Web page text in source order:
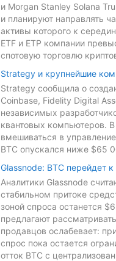
и Morgan Stanley Solana
и планируют направлять
активы которого к
ETF и ETP компании
спотовую торговлю
Strategy и крупнейшие
Strategy сообщила о
Coinbase, Fidelity Digital
независимых
квантовых компьютеров.
вмешиваться в
BTC опускался ниже $65
Glassnode: BTC перейдет
Аналитики Glassnode
стабильном притоке
зоной спроса останется
предлагают
продавцов ослабевает:
спрос пока остается
отток BTC с